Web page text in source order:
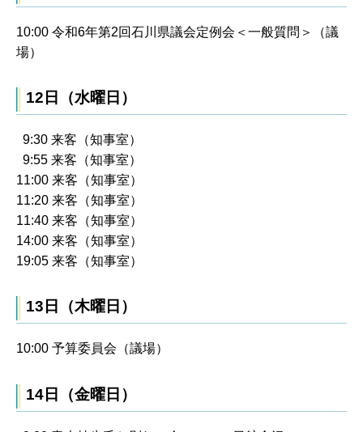
10:00 令和6年第2回石川県議会定例会＜一般質問＞（議
場）
12日（水曜日）
9:30 来客（知事室）
9:55 来客（知事室）
11:00 来客（知事室）
11:20 来客（知事室）
11:40 来客（知事室）
14:00 来客（知事室）
19:05 来客（知事室）
13日（木曜日）
10:00 予算委員会（議場）
14日（金曜日）